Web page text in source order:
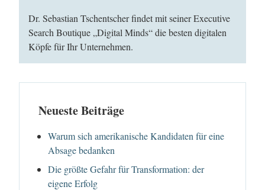
Dr. Sebastian Tschentscher findet mit seiner Executive
Search Boutique „Digital Minds“ die besten digitalen
Köpfe für Ihr Unternehmen.
Neueste Beiträge
Warum sich amerikanische Kandidaten für eine
Absage bedanken
Die größte Gefahr für Transformation: der
eigene Erfolg